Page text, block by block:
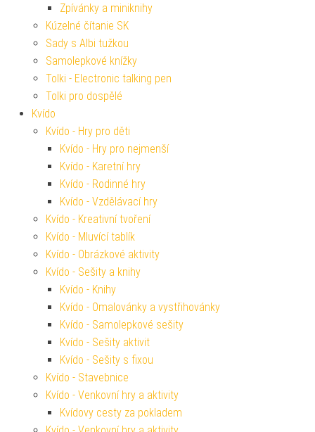
Zpívánky a miniknihy
Kúzelné čítanie SK
Sady s Albi tužkou
Samolepkové knížky
Tolki - Electronic talking pen
Tolki pro dospělé
Kvído
Kvído - Hry pro děti
Kvído - Hry pro nejmenší
Kvído - Karetní hry
Kvído - Rodinné hry
Kvído - Vzdělávací hry
Kvído - Kreativní tvoření
Kvído - Mluvící tablík
Kvído - Obrázkové aktivity
Kvído - Sešity a knihy
Kvído - Knihy
Kvído - Omalovánky a vystřihovánky
Kvído - Samolepkové sešity
Kvído - Sešity aktivit
Kvído - Sešity s fixou
Kvído - Stavebnice
Kvído - Venkovní hry a aktivity
Kvídovy cesty za pokladem